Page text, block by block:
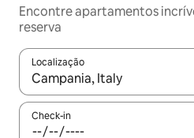
Encontre apartamentos
reserva
Localização
Quando os resultados
Check-in